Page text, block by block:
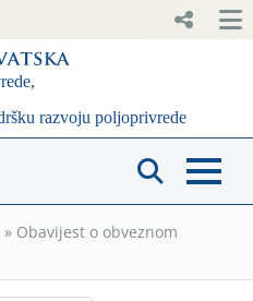
» Obavijest o obveznom